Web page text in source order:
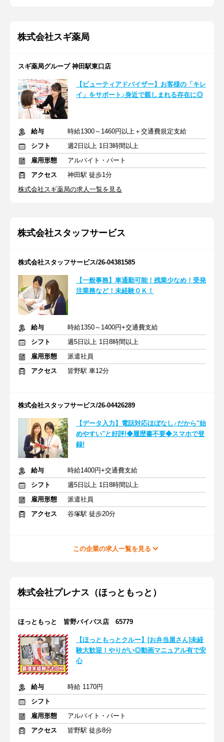
株式会社スギ薬局
スギ薬局グループ 神田駅東口店
【ビューティアドバイザー】お客様の「キレ
イ」をサポート♪身近で親しまれる存在に◎
給与
時給1300～1460円以上＋交通費規定支給
シフト
週2日以上 1日3時間以上
雇用形態
アルバイト・パート
アクセス
神田駅 徒歩1分
株式会社スギ薬局の求人一覧を見る
株式会社スタッフサービス
株式会社スタッフサービス/26-04381585
【一般事務】車通勤可能！残業少なめ！受発
注業務など！未経験ＯＫ！
給与
時給1350～1400円+交通費支給
シフト
週5日以上 1日8時間以上
雇用形態
派遣社員
アクセス
皆野駅 車12分
株式会社スタッフサービス/26-04426289
【データ入力】電話対応ほぼなし♪だから"始
めやすい"と好評!◆履歴書不要◆スマホで登
録!
給与
時給1400円+交通費支給
シフト
週5日以上 1日8時間以上
雇用形態
派遣社員
アクセス
谷塚駅 徒歩20分
この企業の求人一覧を見る
株式会社プレナス（ほっともっと）
ほっともっと 皆野バイパス店 65779
【ほっともっとクルー】[お弁当屋さん]未経
験大歓迎！やりがい◎動画マニュアル有で安
心
給与
時給 1170円
シフト
雇用形態
アルバイト・パート
アクセス
皆野駅 徒歩8分